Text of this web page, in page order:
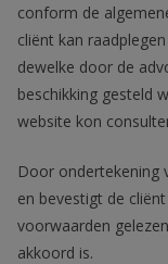
conform de
cliënt kan
dewelke door de
beschikking gesteld
website kon
Door ondertekening
en bevestigt de
voorwaarden
akkoord is.